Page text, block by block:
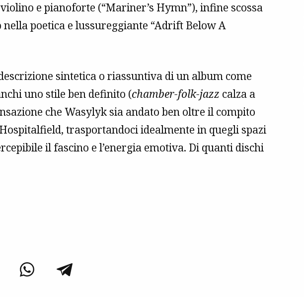
e pianoforte (“Mariner’s Hymn”), infine scossa
nella poetica e lussureggiante “Adrift Below A
sintetica o riassuntiva di un album come
uno stile ben definito (chamber-folk-jazz calza a
che Wasylyk sia andato ben oltre il compito
trasportandoci idealmente in quegli spazi
il fascino e l’energia emotiva. Di quanti dischi